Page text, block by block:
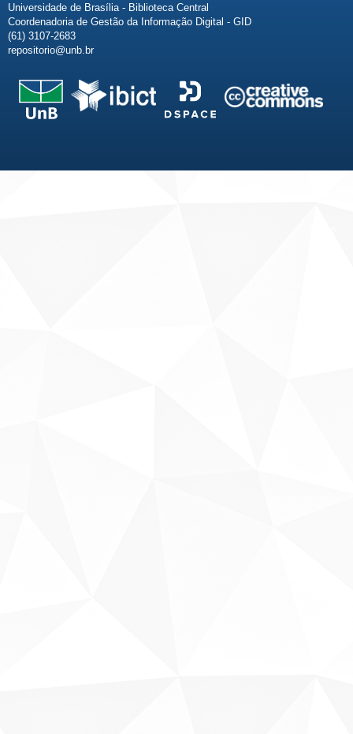
Universidade de Brasília - Biblioteca Central
Coordenadoria de Gestão da Informação Digital - GID
(61) 3107-2683
repositorio@unb.br